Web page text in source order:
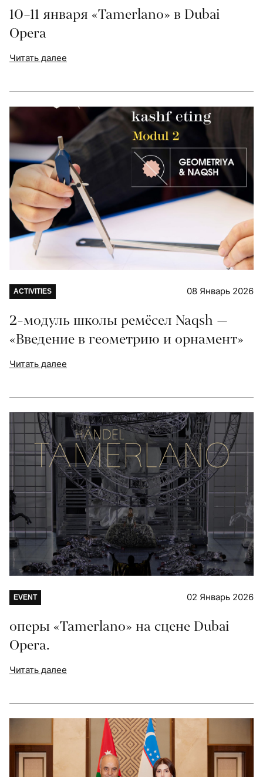
10–11 января «Tamerlano» в Dubai
Opera
Читать далее
ACTIVITIES 08 Январь 2026
2-модуль школы ремёсел Naqsh —
«Введение в геометрию и орнамент»
Читать далее
EVENT 02 Январь 2026
оперы «Tamerlano» на сцене Dubai
Opera.
Читать далее